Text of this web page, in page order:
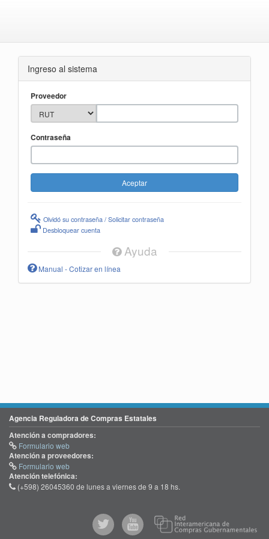
Ingreso al sistema
Proveedor
Contraseña
Olvidó su contraseña / Solicitar contraseña
Desbloquear cuenta
Ayuda
Manual - Cotizar en línea
Agencia Reguladora de Compras Estatales
Atención a compradores:
Formulario web
Atención a proveedores:
Formulario web
Atención telefónica:
(+598) 26045360 de lunes a viernes de 9 a 18 hs.
@comprasgubuy
ACCE